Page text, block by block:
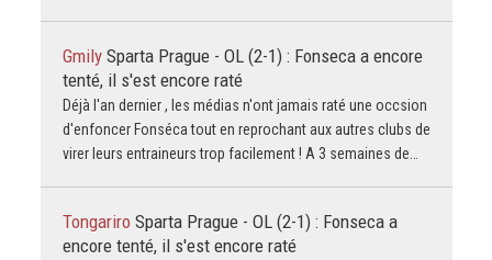
Gmily Sparta Prague - OL (2-1) : Fonseca a encore
tenté, il s'est encore raté
Déjà l'an dernier , les médias n'ont jamais raté une occsion
d'enfoncer Fonséca tout en reprochant aux autres clubs de
virer leurs entraineurs trop facilement ! A 3 semaines de…
Tongariro Sparta Prague - OL (2-1) : Fonseca a
encore tenté, il s'est encore raté